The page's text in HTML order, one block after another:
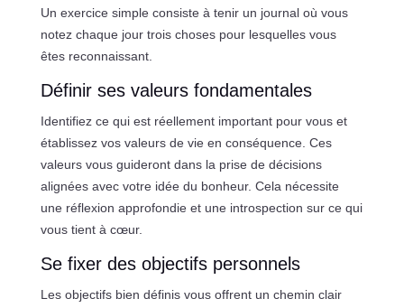
Un exercice simple consiste à tenir un journal où vous
notez chaque jour trois choses pour lesquelles vous
êtes reconnaissant.
Définir ses valeurs fondamentales
Identifiez ce qui est réellement important pour vous et
établissez vos valeurs de vie en conséquence. Ces
valeurs vous guideront dans la prise de décisions
alignées avec votre idée du bonheur. Cela nécessite
une réflexion approfondie et une introspection sur ce qui
vous tient à cœur.
Se fixer des objectifs personnels
Les objectifs bien définis vous offrent un chemin clair